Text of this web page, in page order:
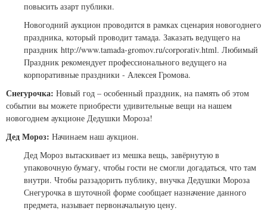
повысить азарт публики.
Новогодний аукцион проводится в рамках сценария новогоднего
праздника, который проводит тамада. Заказать ведущего на
праздник http://www.tamada-gromov.ru/corporativ.html. Любимый
Праздник рекомендует профессионального ведущего на
корпоративные праздники - Алексея Громова.
Снегурочка: Новый год – особенный праздник, на память об этом
событии вы можете приобрести удивительные вещи на нашем
новогоднем аукционе Дедушки Мороза!
Дед Мороз: Начинаем наш аукцион.
Дед Мороз вытаскивает из мешка вещь, завёрнутую в
упаковочную бумагу, чтобы гости не смогли догадаться, что там
внутри. Чтобы раззадорить публику, внучка Дедушки Мороза
Снегурочка в шуточной форме сообщает назначение данного
предмета, называет первоначальную цену.